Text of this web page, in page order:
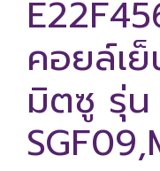
คอยล์เ
มิตซู รุ่น